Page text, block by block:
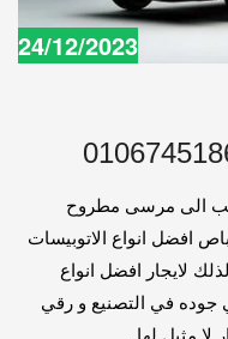
24/12/2023
21 كرسي ميكروباص 21 راكب الى مرسى مطروح
كار باص افضل انواع الاتوبيسات
لايجار افضل انواع
في التصنيع و رقي
لا مثيل لها .